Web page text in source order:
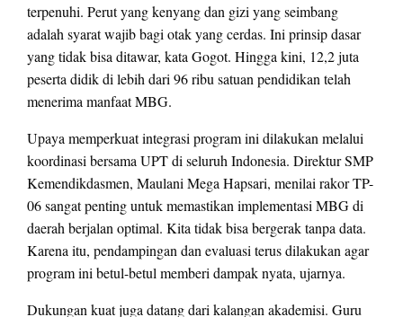
terpenuhi. Perut yang kenyang dan gizi yang seimbang
adalah syarat wajib bagi otak yang cerdas. Ini prinsip dasar
yang tidak bisa ditawar, kata Gogot. Hingga kini, 12,2 juta
peserta didik di lebih dari 96 ribu satuan pendidikan telah
menerima manfaat MBG.
Upaya memperkuat integrasi program ini dilakukan melalui
koordinasi bersama UPT di seluruh Indonesia. Direktur SMP
Kemendikdasmen, Maulani Mega Hapsari, menilai rakor TP-
06 sangat penting untuk memastikan implementasi MBG di
daerah berjalan optimal. Kita tidak bisa bergerak tanpa data.
Karena itu, pendampingan dan evaluasi terus dilakukan agar
program ini betul-betul memberi dampak nyata, ujarnya.
Dukungan kuat juga datang dari kalangan akademisi. Guru